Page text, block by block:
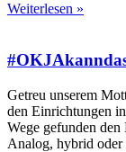
Weiterlesen »
Getreu unserem
den Einrichtungen
Wege gefunden
Analog, hybrid oder